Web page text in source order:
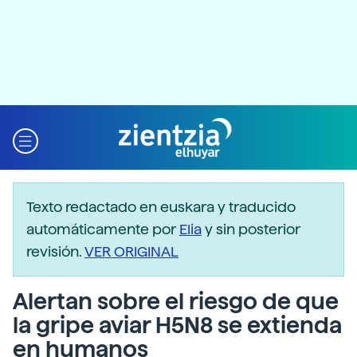
Texto redactado en euskara y traducido
automáticamente porEliay sin posterior
revisión.VER ORIGINAL
Alertan sobre el riesgo de que
la gripe aviar H5N8 se extienda
en humanos